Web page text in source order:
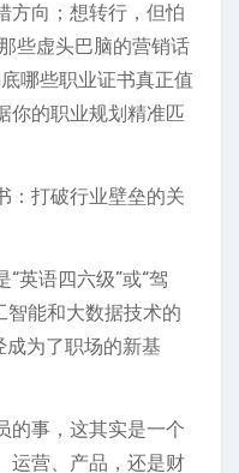
方向；想转行，但怕
些虚头巴脑的营销话
哪些职业证书真正值
你的职业规划精准匹
：打破行业壁垒的关
英语四六级”或“驾
智能和大数据技术的
成为了职场的新基
的事，这其实是一个
运营、产品，还是财